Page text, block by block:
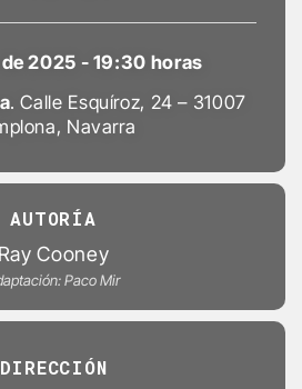
2025 - 19:30 horas
. Calle Esquíroz, 24 – 31007
Navarra
AUTORÍA
Ray Cooney
Paco Mir
DIRECCIÓN